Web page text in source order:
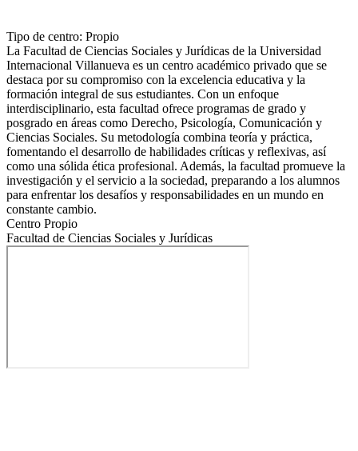
Tipo de centro: Propio
La Facultad de Ciencias Sociales y Jurídicas de la Universidad
Internacional Villanueva es un centro académico privado que se
destaca por su compromiso con la excelencia educativa y la
formación integral de sus estudiantes. Con un enfoque
interdisciplinario, esta facultad ofrece programas de grado y
posgrado en áreas como Derecho, Psicología, Comunicación y
Ciencias Sociales. Su metodología combina teoría y práctica,
fomentando el desarrollo de habilidades críticas y reflexivas, así
como una sólida ética profesional. Además, la facultad promueve la
investigación y el servicio a la sociedad, preparando a los alumnos
para enfrentar los desafíos y responsabilidades en un mundo en
constante cambio.
Centro Propio
Facultad de Ciencias Sociales y Jurídicas